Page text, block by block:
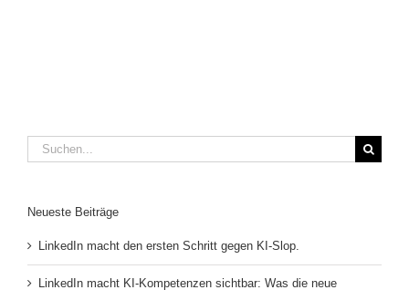
Suche
nach:
Neueste Beiträge
LinkedIn macht den ersten Schritt gegen KI-Slop.
LinkedIn macht KI-Kompetenzen sichtbar: Was die neue